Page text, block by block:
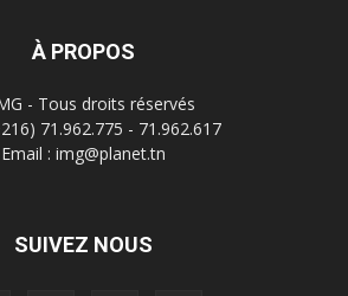
À PROPOS
- Tous droits réservés
71.962.775 - 71.962.617
Email : img@planet.tn
SUIVEZ NOUS